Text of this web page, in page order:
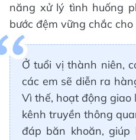
năng xử lý tình huống
bước đệm vững chắc
Ở tuổi vị thành niên,
các em sẽ diễn ra
Vì thế, hoạt động
kênh truyền thông
đáp băn khoăn, giúp